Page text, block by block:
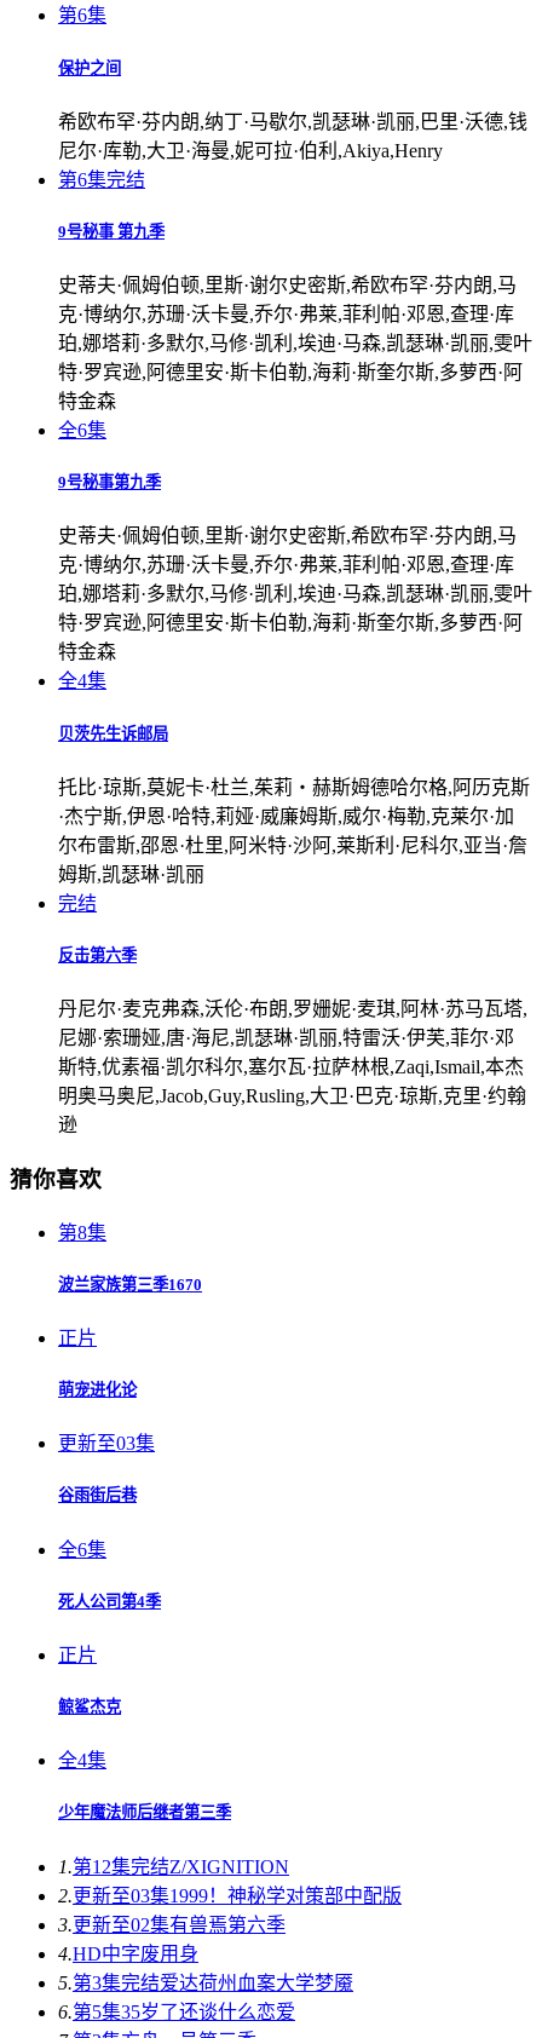
第6集
保护之间
希欧布罕·芬内朗,纳丁·马歇尔,凯瑟琳·凯丽,巴里·沃德,钱
尼尔·库勒,大卫·海曼,妮可拉·伯利,Akiya,Henry
第6集完结
9号秘事 第九季
史蒂夫·佩姆伯顿,里斯·谢尔史密斯,希欧布罕·芬内朗,马
克·博纳尔,苏珊·沃卡曼,乔尔·弗莱,菲利帕·邓恩,查理·库
珀,娜塔莉·多默尔,马修·凯利,埃迪·马森,凯瑟琳·凯丽,雯叶
特·罗宾逊,阿德里安·斯卡伯勒,海莉·斯奎尔斯,多萝西·阿
特金森
全6集
9号秘事第九季
史蒂夫·佩姆伯顿,里斯·谢尔史密斯,希欧布罕·芬内朗,马
克·博纳尔,苏珊·沃卡曼,乔尔·弗莱,菲利帕·邓恩,查理·库
珀,娜塔莉·多默尔,马修·凯利,埃迪·马森,凯瑟琳·凯丽,雯叶
特·罗宾逊,阿德里安·斯卡伯勒,海莉·斯奎尔斯,多萝西·阿
特金森
全4集
贝茨先生诉邮局
托比·琼斯,莫妮卡·杜兰,茱莉‧赫斯姆德哈尔格,阿历克斯
·杰宁斯,伊恩·哈特,莉娅·威廉姆斯,威尔·梅勒,克莱尔·加
尔布雷斯,邵恩·杜里,阿米特·沙阿,莱斯利·尼科尔,亚当·詹
姆斯,凯瑟琳·凯丽
完结
反击第六季
丹尼尔·麦克弗森,沃伦·布朗,罗姗妮·麦琪,阿林·苏马瓦塔,
尼娜·索珊娅,唐·海尼,凯瑟琳·凯丽,特雷沃·伊芙,菲尔·邓
斯特,优素福·凯尔科尔,塞尔瓦·拉萨林根,Zaqi,Ismail,本杰
明奥马奥尼,Jacob,Guy,Rusling,大卫·巴克·琼斯,克里·约翰
逊
猜你喜欢
第8集
波兰家族第三季1670
正片
萌宠进化论
更新至03集
谷雨街后巷
全6集
死人公司第4季
正片
鲸鲨杰克
全4集
少年魔法师后继者第三季
1.第12集完结Z/XIGNITION
2.更新至03集1999！神秘学对策部中配版
3.更新至02集有兽焉第六季
4.HD中字废用身
5.第3集完结爱达荷州血案大学梦魇
6.第5集35岁了还谈什么恋爱